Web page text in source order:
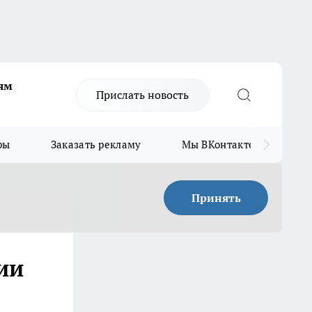
Прислать новость
Заказать рекламу Мы ВКонтакте
Принять